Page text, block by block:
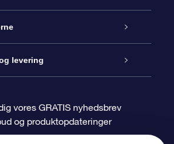
Stjerneside
levering
vores GRATIS nyhedsbrev
og produktopdateringer